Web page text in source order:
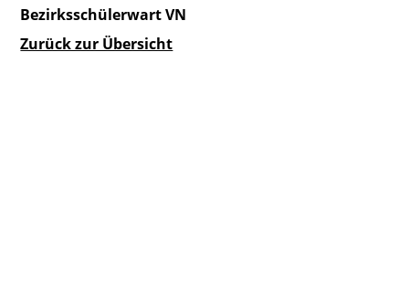
Bezirksschülerwart VN
Zurück zur Übersicht